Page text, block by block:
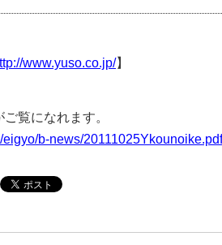
www.yuso.co.jp/】
覧になれます。
eigyo/b-news/20111025Ykounoike.pdf